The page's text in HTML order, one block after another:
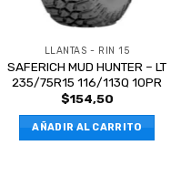
LLANTAS - RIN 15
SAFERICH MUD HUNTER – LT
235/75R15 116/113Q 10PR
$154,50
AÑADIR AL CARRITO